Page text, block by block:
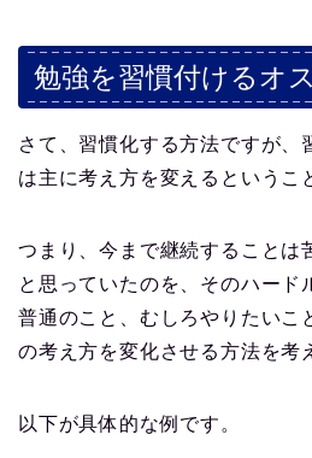
勉強を習慣付けるオ
さて、習慣化する方法ですが、
は主に考え方を変えるというこ
つまり、今まで継続することは
と思っていたのを、そのハード
普通のこと、むしろやりたいこ
の考え方を変化させる方法を考
以下が具体的な例です。